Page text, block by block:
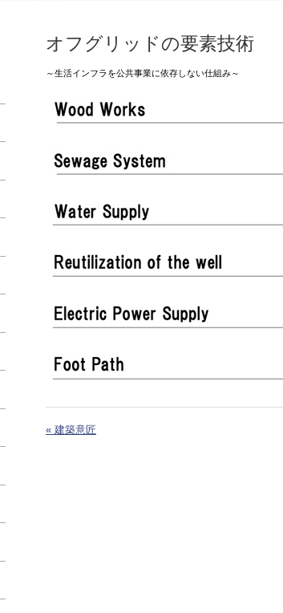
オフグリッドの要素技術
～生活インフラを公共事業に依存しない仕組み～
« 建築意匠